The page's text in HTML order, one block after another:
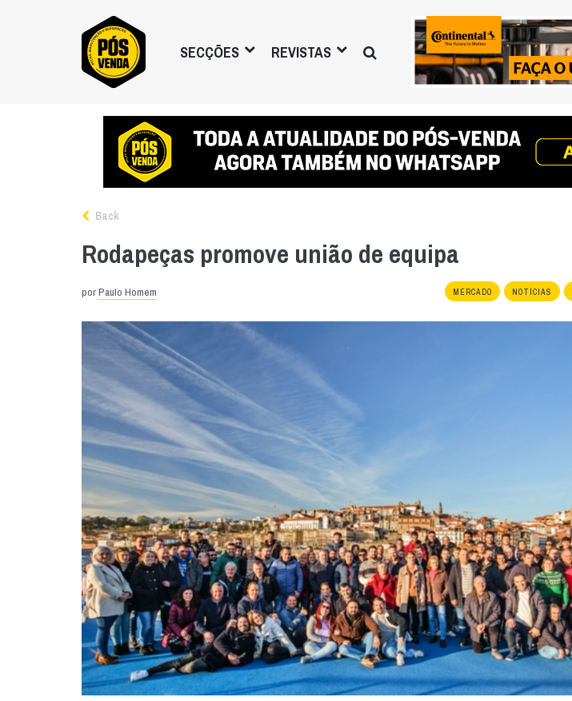
SECÇÕES REVISTAS
Back
Rodapeças promove união de equipa
porPaulo Homem MERCADO NOTÍCIAS